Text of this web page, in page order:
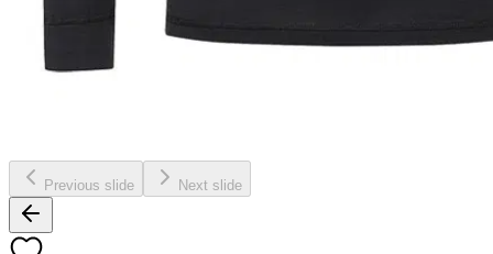
Previous slide Next slide